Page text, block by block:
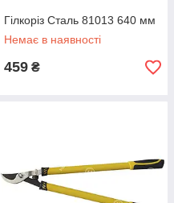
Гілкоріз Сталь 81013 640 мм
Немає в наявності
459 ₴